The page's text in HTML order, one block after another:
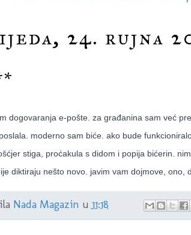
24. rujna
dogovaranja e-pošte. za građanina sam već
moderno sam biće. ako bude
stiga, proćakula s didom i popija bićerin.
diktiraju nešto novo. javim vam dojmove, ono,
Nada Magazin u 11:18